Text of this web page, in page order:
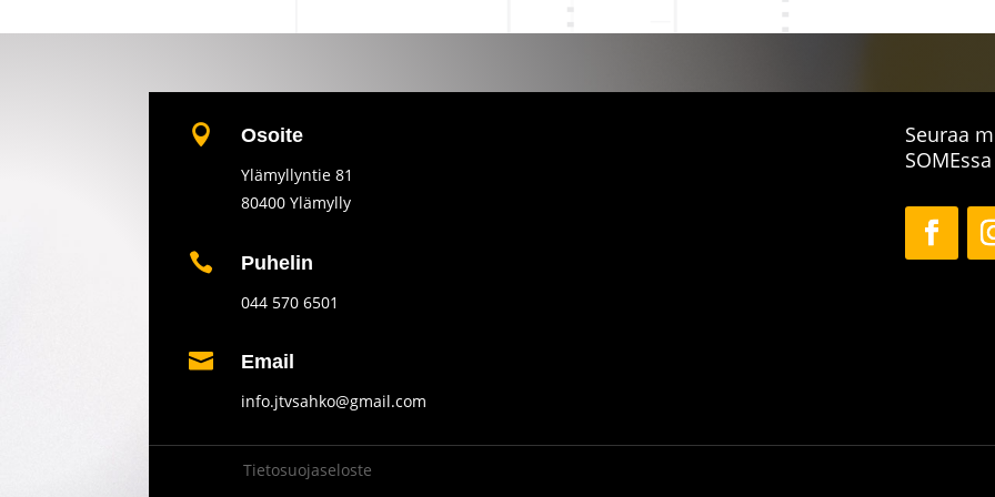
 Osoite
Ylämyllyntie 81
80400 Ylämylly
 Puhelin
044 570 6501
 Email
info.jtvsahko@gmail.com
Seuraa
SOMEssa
Tietosuojaseloste